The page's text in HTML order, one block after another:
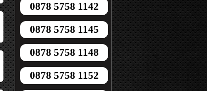
0878 5758 1142
0878 5758 1145
0878 5758 1148
0878 5758 1152